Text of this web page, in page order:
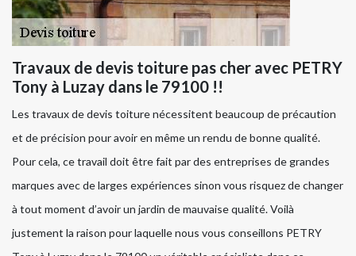
Travaux de devis toiture pas cher avec PETRY
Tony à Luzay dans le 79100 !!
Les travaux de devis toiture nécessitent beaucoup de précaution
et de précision pour avoir en même un rendu de bonne qualité.
Pour cela, ce travail doit être fait par des entreprises de grandes
marques avec de larges expériences sinon vous risquez de changer
à tout moment d’avoir un jardin de mauvaise qualité. Voilà
justement la raison pour laquelle nous vous conseillons PETRY